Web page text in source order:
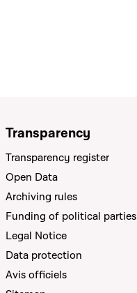
Transparency
Transparency register
Open Data
Archiving rules
Funding of political parties
Legal Notice
Data protection
Avis officiels